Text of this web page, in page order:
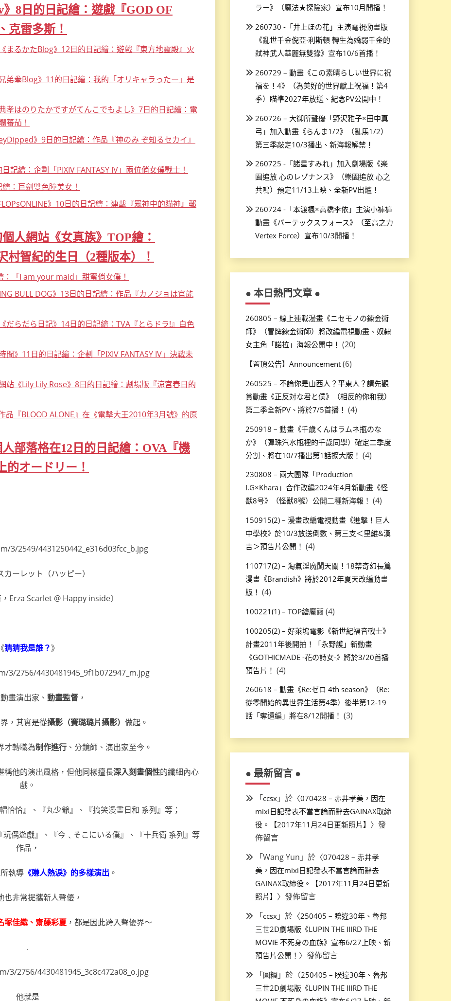
8日的日記繪：遊戲『GOD OF
克雷多斯！
まるかたBlog》12日的日記繪：遊戲『東方地靈殿』火
弟拳Blog》11的日記繪：我的「オリキャラったー」是
孝はのりたかですがてんこでもよし》7日的日記繪：電
蕃茄！
》9日的日記繪：作品『神のみ ぞ知るセカイ』
記繪：企劃「PIXIV FANTASY IV」兩位俏女僕戰士！
：巨劍雙色瞳美女！
》10日的日記繪：連載『眾神中的貓神』郵
人網站《女真族》TOP繪：
村智紀的生日（2種版本）！
：「I am your maid」甜蜜俏女僕！
BULL DOG》13日的日記繪：作品『カノジョは官能
だらだら日記》14日的日記繪：TVA『とらドラ!』白色
間》11日的日記繪：企劃「PIXIV FANTASY IV」決戰未
站《Lily Lily Rose》8日的日記繪：劇場版『涼宮春日的
品『BLOOD ALONE』在《電擊大王2010年3月號》的原
部落格在12日的日記繪：OVA『機
的オードリー！
カーレット（ハッピー）
，Erza Scarlet @ Happy inside〕
《猜猜我是誰？》
畫演出家、 動畫監督，
，其實是從攝影（賽璐璐片攝影） 做起。
才轉職為制作進行、分鏡師、演出家至今。
稱他的演出風格，但他同樣擅長深入刻畫個性的纖細內心
戲。
恰恰』、『丸少爺』、『搞笑漫畫日和 系列』等；
偶遊戲』、『今﹑そこにいる僕』、『十兵衛 系列』等
作品，
執導《賺人熱淚》的多樣演出 。
也非常提攜新人聲優，
塚佳織、齋藤彩夏，都是因此跨入聲優界～
.
他就是
ラー》（魔法★探險家）宣布10月開播！
260730 -「井上ほの花」主演電視動畫版
《亂世千金倪亞·利斯頓 轉生為嬌弱千金的
弒神武人華麗無雙錄》宣布10/6首播！
260729 – 動畫《この素晴らしい世界に祝
福を！4》（為美好的世界獻上祝福！第4
季）瞄準2027年放送、紀念PV公開中！
260726 – 大御所聲優「野沢雅子×田中真
弓」加入動畫《らんま1/2》（亂馬1/2）
第三季敲定10/3播出、新海報解禁！
260725 -「諸星すみれ」加入劇場版《楽
園追放 心のレゾナンス》（樂園追放 心之
共鳴）預定11/13上映、全新PV出爐！
260724 -「本渡楓×高橋李依」主演小褲褲
動畫《バーテックスフォース》（至高之力
Vertex Force）宣布10/3開播！
● 本日熱門文章 ●
260805 – 線上連載漫畫《ニセモノの錬金術
師》（冒牌鍊金術師）將改編電視動畫、奴隸
女主角「諾拉」海報公開中！ (20)
【置頂公告】Announcement (6)
260525 – 不論你是山西人？平東人？請先觀
賞動畫《正反対な君と僕》（相反的你和我）
第二季全新PV、將於7/5首播！ (4)
250918 – 動畫《千歳くんはラムネ瓶のな
か》（彈珠汽水瓶裡的千歲同學）確定二季度
分割、將在10/7播出第1話擴大版！ (4)
230808 – 兩大團隊「Production
I.G×Khara」合作改編2024年4月新動畫《怪
獣8号》（怪獸8號）公開二種新海報！ (4)
150915(2) – 漫畫改編電視動畫《進撃！巨人
中學校》於10/3放送倒數、第三支＜里維&漢
吉＞預告片公開！ (4)
110717(2) – 淘氣淫魔闖天關！18禁奇幻長篇
漫畫《Brandish》將於2012年夏天改編動畫
版！ (4)
100221(1) – TOP繪魔繭 (4)
100205(2) – 好萊塢電影《新世紀福音戰士》
計畫2011年後開拍！「永野護」新動畫
《GOTHICMADE -花の詩女-》將於3/20首播
預告片！ (4)
260618 – 動畫《Re:ゼロ 4th season》（Re:
從零開始的異世界生活第4季）後半第12-19
話「奪還編」將在8/12開播！ (3)
● 最新留言 ●
「ccsx」於〈070428 – 赤井孝美，因在
mixi日記發表不當言論而辭去GAINAX取締
役。【2017年11月24日更新照片】 〉發
佈留言
「Wang Yun 」於〈070428 – 赤井孝
美，因在mixi日記發表不當言論而辭去
GAINAX取締役。【2017年11月24日更新
照片】 〉發佈留言
「ccsx」於〈250405 – 睽違30年、魯邦
三世2D劇場版《LUPIN THE IIIRD THE
MOVIE 不死身の血族》宣布6/27上映、新
預告片公開！ 〉發佈留言
「圓糰」於〈250405 – 睽違30年、魯邦
三世2D劇場版《LUPIN THE IIIRD THE